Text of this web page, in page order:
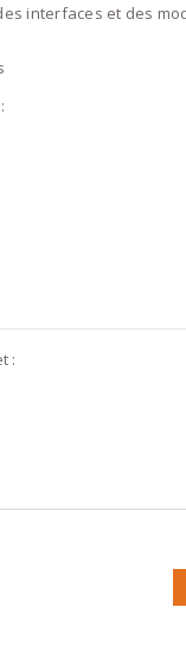
interfaces et des
: